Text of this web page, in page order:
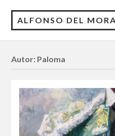
ALFONSO DEL
Autor: Paloma